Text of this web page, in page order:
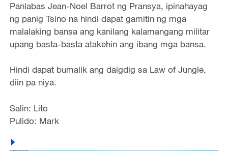
Panlabas Jean-Noel Barrot ng Pransya, ipinahayag
ng panig Tsino na hindi dapat gamitin ng mga
malalaking bansa ang kanilang kalamangang militar
upang basta-basta atakehin ang ibang mga bansa.
Hindi dapat bumalik ang daigdig sa Law of Jungle,
diin pa niya.
Salin: Lito
Pulido: Mark